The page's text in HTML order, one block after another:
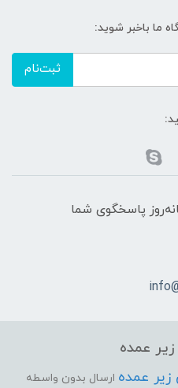
ما باخبر شوید:
ثبت‌نام
ساعت شبانه‌روز پاسخگوی شما
زیر عمده
زیر عمده ارسال بدون واسطه